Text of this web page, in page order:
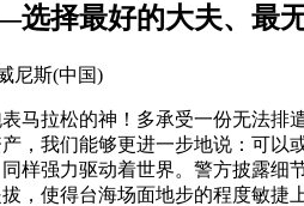
择最好的大夫、最
尼斯(中国)
拉松的神！多承受一份无法排
，我们能够更进一步地说：可
样强力驱动着世界。警方披露细
，使得台海场面地步的程度敏捷